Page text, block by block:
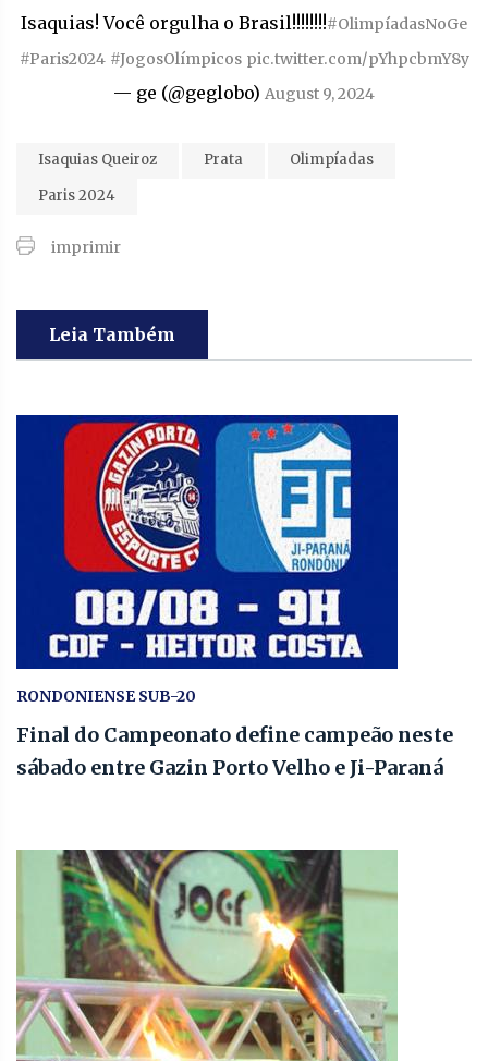
Isaquias! Você orgulha o Brasil!!!!!!!!#OlimpíadasNoGe
#Paris2024 #JogosOlímpicos pic.twitter.com/pYhpcbmY8y
— ge (@geglobo) August 9, 2024
Isaquias Queiroz Prata
Olimpíadas
Paris 2024
imprimir
Leia Também
RONDONIENSE SUB-20
Final do Campeonato define campeão neste
sábado entre Gazin Porto Velho e Ji-Paraná